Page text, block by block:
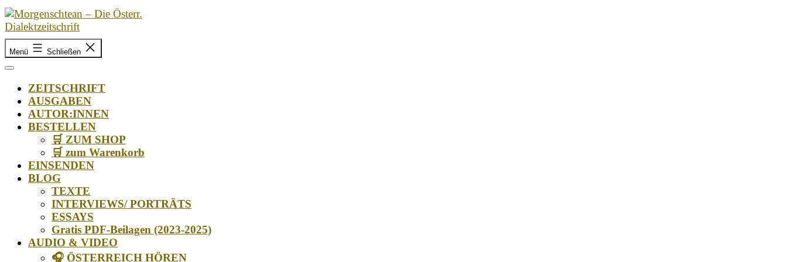
Zum
Inhalt
springen
Morgenschtean
Die
Dialektzeitschrift
Menü Schließen
ZEITSCHRIFT
AUSGABEN
AUTOR:INNEN
BESTELLEN
🛒 ZUM SHOP
🛒 zum Warenkorb
EINSENDEN
BLOG
TEXTE
INTERVIEWS/ PORTRÄTS
ESSAYS
Gratis PDF-Beilagen (2023-2025)
AUDIO & VIDEO
🎧 ÖSTERREICH HÖREN